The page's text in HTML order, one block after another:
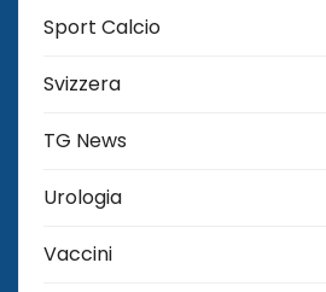
Sport Calcio
Svizzera
TG News
Urologia
Vaccini